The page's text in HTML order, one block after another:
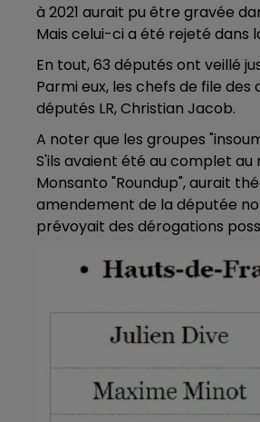
à 2021 aurait pu être gravée
Mais celui-ci a été rejeté dans
En tout, 63 députés ont veillé
Parmi eux, les chefs de file des
députés LR, Christian Jacob.
A noter que les groupes
S'ils avaient été au complet
Monsanto "Roundup", aurait
amendement de la députée
prévoyait des dérogations